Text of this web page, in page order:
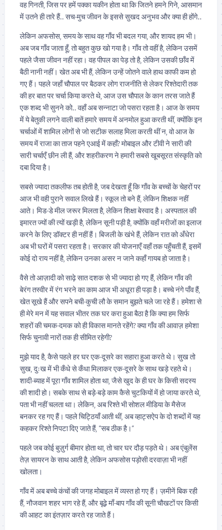
वह गिनती, जिस पर हमें पक्का यकीन होता था कि जितने हमने गिने, आसमान
में उतने ही तारे हैं.. सच-मुच जीवन के इससे सुखद अनुभव और क्या ही होंगे..
लेकिन अफसोस, समय के साथ वह गाँव भी बदल गया, और शायद हम भी।
अब जब गाँव जाता हूँ, तो बहुत कुछ खो गया है। गाँव तो वहीं है, लेकिन उसमें
पहले जैसा जीवन नहीं रहा। वह पीपल का पेड़ तो है, लेकिन उसकी छाँव में
बैठी नानी नहीं। खेत अब भी हैं, लेकिन उन्हें जोतने वाले हाथ काफी कम हो
गए हैं। पहले जहाँ चौपाल पर बैठकर लोग राजनीति से लेकर रिश्तेदारी तक
की हर बात पर चर्चा किया करते थे, आज उस चौपाल के कान तरस जाते हैं
एक शब्द भी सुनने को.. वहाँ अब सन्नाटा जो पसरा रहता है। आज के समय
में ये बेतुकी लगने वाली बातें हमारे समय में अनमोल हुआ करती थीं, क्योंकि इन
चर्चाओं में शामिल लोगों से जो सटीक सलाह मिला करती थीं न, वो आज के
समय में राजा का ताज पहने एआई में कहाँ? मोबाइल और टीवी ने सारी की
सारी चर्चाएँ छीन ली हैं, और शहरीकरण ने हमारी सबसे खूबसूरत संस्कृति को
दबा दिया है।
सबसे ज्यादा तकलीफ तब होती है, जब देखता हूँ कि गाँव के बच्चों के चेहरों पर
आज भी वही पुराने सवाल लिखे हैं। स्कूल तो बने हैं, लेकिन शिक्षक नहीं
आते। मिड-डे मील जरूर मिलता है, लेकिन शिक्षा बेस्वाद है। अस्पताल की
इमारत ज्यों की त्यों खड़ी है, लेकिन सूनी पड़ी है, क्योंकि वहाँ मरीजों का इलाज
करने के लिए डॉक्टर ही नहीं हैं। बिजली के खंभे हैं, लेकिन रात को अँधेरा
अब भी घरों में पसरा रहता है। सरकार की योजनाएँ वहाँ तक पहुँचती हैं, इसमें
कोई दो राय नहीं है, लेकिन उनका असर न जाने कहाँ गायब हो जाता है।
वैसे तो आज़ादी को साढ़े सात दशक से भी ज्यादा हो गए हैं, लेकिन गाँव की
बेरंग तस्वीर में रंग भरने का काम आज भी अधूरा ही पड़ा है। बच्चे नंगे पाँव हैं,
खेत सूखे हैं और सपने बची-कुची लौ के समान बुझते चले जा रहे हैं। हमेशा से
ही मेरे मन में यह सवाल भीतर तक घर करा हुआ बैठा है कि क्या हम सिर्फ
शहरों की चमक-दमक को ही विकास मानते रहेंगे? क्या गाँव की आवाज़ हमेशा
सिर्फ चुनावी नारों तक ही सीमित रहेगी?
मुझे याद है, कैसे पहले हर घर एक-दूसरे का सहारा हुआ करते थे। सुख तो
सुख, दुःख में भी कँधे से कँधा मिलाकर एक-दूसरे के साथ खड़े रहते थे।
शादी-ब्याह में पूरा गाँव शामिल होता था, जैसे खुद के ही घर के किसी सदस्य
की शादी हो। सबके साथ से बड़े-बड़े काम कैसे चुटकियों में हो जाया करते थे,
पता भी नहीं चलता था। लेकिन, अब रिश्ते भी सोशल मीडिया के मैसेज
बनकर रह गए हैं। पहले चिट्ठियाँ आती थीं, अब व्हाट्सऐप के दो शब्दों में यह
कहकर रिश्ते निपटा दिए जाते हैं, “सब ठीक है।”
पहले जब कोई बुज़ुर्ग बीमार होता था, तो चार घर दौड़ पड़ते थे। अब एंबुलेंस
तेज़ सायरन के साथ आती है, लेकिन अफसोस पड़ोसी दरवाज़ा भी नहीं
खोलता।
गाँव में अब बच्चे कंचों की जगह मोबाइल में व्यस्त हो गए हैं। ज़मीनें बिक रही
हैं, नौजवान शहर भाग रहे हैं, और बूढ़े माँ-बाप गाँव की सूनी चौखटों पर किसी
की आहट का इंतज़ार करते रह जाते हैं।